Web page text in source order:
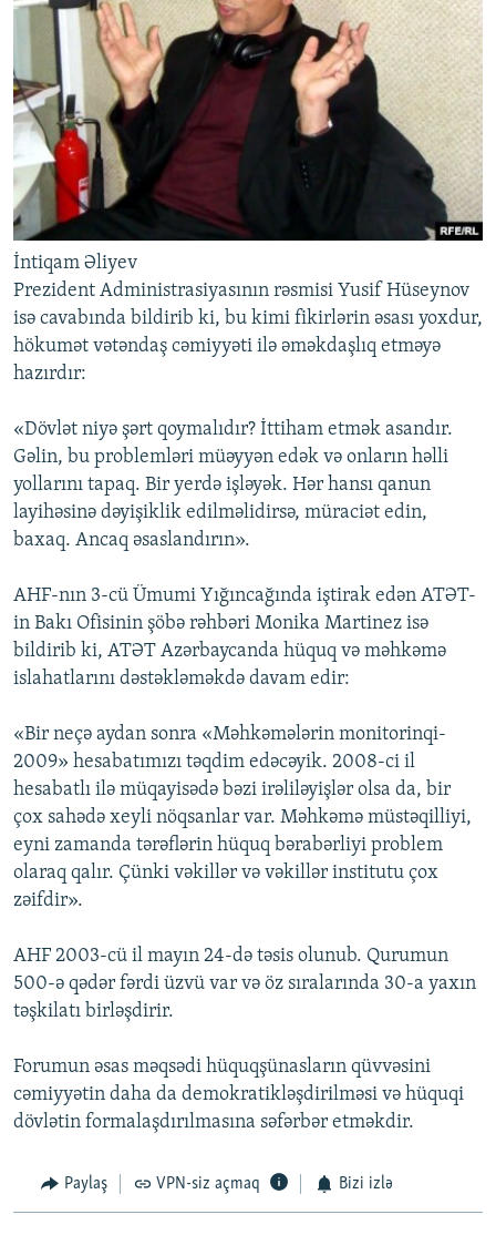
İntiqam Əliyev
Prezident Administrasiyasının rəsmisi Yusif Hüseynov
isə cavabında bildirib ki, bu kimi fikirlərin əsası yoxdur,
hökumət vətəndaş cəmiyyəti ilə əməkdaşlıq etməyə
hazırdır:
«Dövlət niyə şərt qoymalıdır? İttiham etmək asandır.
Gəlin, bu problemləri müəyyən edək və onların həlli
yollarını tapaq. Bir yerdə işləyək. Hər hansı qanun
layihəsinə dəyişiklik edilməlidirsə, müraciət edin,
baxaq. Ancaq əsaslandırın».
AHF-nın 3-cü Ümumi Yığıncağında iştirak edən ATƏT-
in Bakı Ofisinin şöbə rəhbəri Monika Martinez isə
bildirib ki, ATƏT Azərbaycanda hüquq və məhkəmə
islahatlarını dəstəkləməkdə davam edir:
«Bir neçə aydan sonra «Məhkəmələrin monitorinqi-
2009» hesabatımızı təqdim edəcəyik. 2008-ci il
hesabatlı ilə müqayisədə bəzi irəliləyişlər olsa da, bir
çox sahədə xeyli nöqsanlar var. Məhkəmə müstəqilliyi,
eyni zamanda tərəflərin hüquq bərabərliyi problem
olaraq qalır. Çünki vəkillər və vəkillər institutu çox
zəifdir».
AHF 2003-cü il mayın 24-də təsis olunub. Qurumun
500-ə qədər fərdi üzvü var və öz sıralarında 30-a yaxın
təşkilatı birləşdirir.
Forumun əsas məqsədi hüquqşünasların qüvvəsini
cəmiyyətin daha da demokratikləşdirilməsi və hüquqi
dövlətin formalaşdırılmasına səfərbər etməkdir.
Paylaş VPN-siz açmaq Bizi izlə